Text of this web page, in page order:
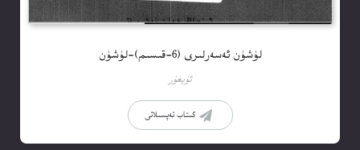
لۈشۈن ئەسەرلىرى (6-قىسىم)-لۈشۈن
ئۇيغۇر
كىتاب تەپسىلاتى